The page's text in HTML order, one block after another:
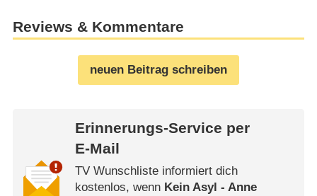
Reviews & Kommentare
neuen Beitrag schreiben
Erinnerungs-Service per
E-Mail
TV Wunschliste informiert dich
kostenlos, wenn Kein Asyl - Anne